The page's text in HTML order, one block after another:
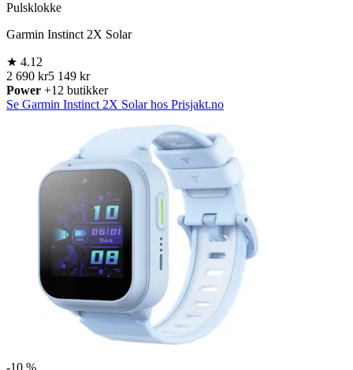
Pulsklokke
Garmin Instinct 2X Solar
★ 4.12
2 690 kr5 149 kr
Power +12 butikker
Se Garmin Instinct 2X Solar hos Prisjakt.no